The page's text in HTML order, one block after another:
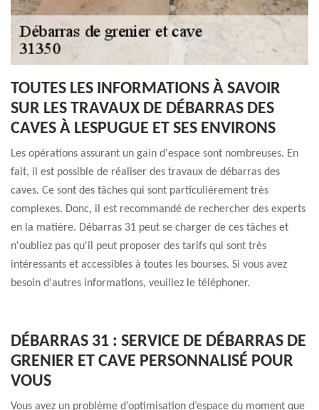
TOUTES LES INFORMATIONS À SAVOIR
SUR LES TRAVAUX DE DÉBARRAS DES
CAVES À LESPUGUE ET SES ENVIRONS
Les opérations assurant un gain d'espace sont nombreuses. En
fait, il est possible de réaliser des travaux de débarras des
caves. Ce sont des tâches qui sont particulièrement très
complexes. Donc, il est recommandé de rechercher des experts
en la matière. Débarras 31 peut se charger de ces tâches et
n'oubliez pas qu'il peut proposer des tarifs qui sont très
intéressants et accessibles à toutes les bourses. Si vous avez
besoin d'autres informations, veuillez le téléphoner.
DÉBARRAS 31 : SERVICE DE DÉBARRAS DE
GRENIER ET CAVE PERSONNALISÉ POUR
VOUS
Vous avez un problème d’optimisation d’espace du moment que